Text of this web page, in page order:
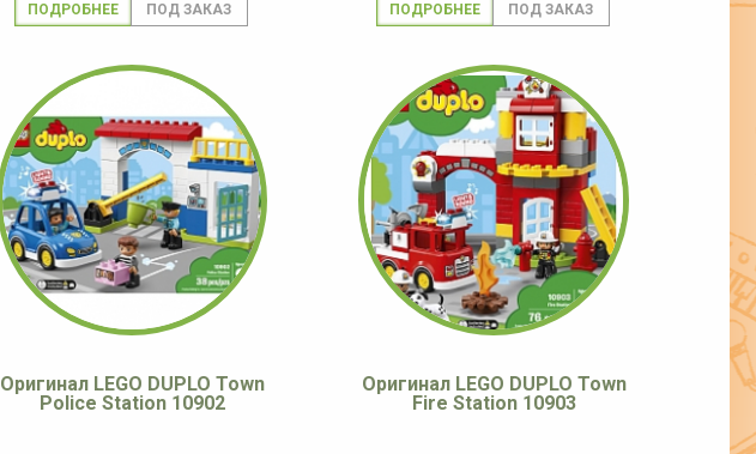
ПОДРОБНЕЕ ПОДРОБНЕЕ
Оригинал LEGO DUPLO Town
Police Station 10902
Оригинал LEGO DUPLO Town
Fire Station 10903